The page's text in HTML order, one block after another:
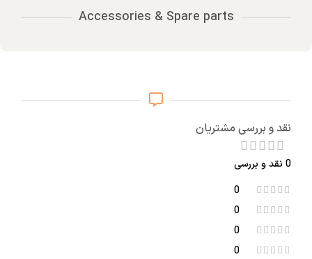
Accessories & Spare parts
نقد و بررسی مشتریان
0 نقد و بررسی
0
0
0
0